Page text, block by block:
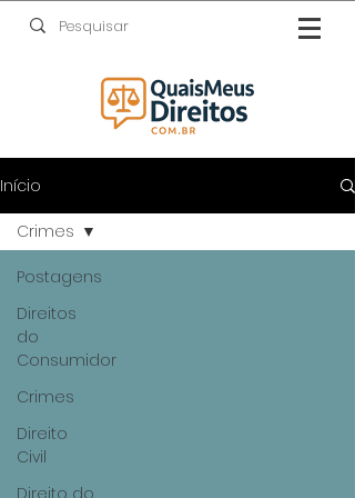
Início
Postagens
Direitos
do
Consumidor
Crimes
Direito
Civil
Direito do
Crimes